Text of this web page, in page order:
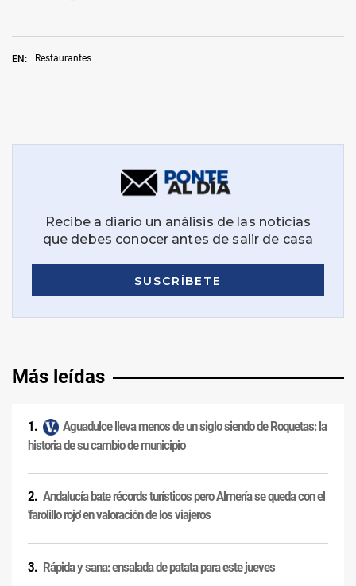
EN: Restaurantes
Más leídas
Aguadulce lleva menos de un siglo siendo de Roquetas: la
historia de su cambio de municipio
Andalucía bate récords turísticos pero Almería se queda con el
'farolillo rojo' en valoración de los viajeros
Rápida y sana: ensalada de patata para este jueves